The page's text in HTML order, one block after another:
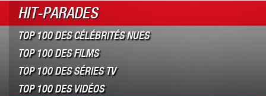
HIT-PARADES
TOP 100 DES CÉLÉBRITÉS NUES
TOP 100 DES FILMS
TOP 100 DES SÉRIES TV
TOP 100 DES VIDÉOS